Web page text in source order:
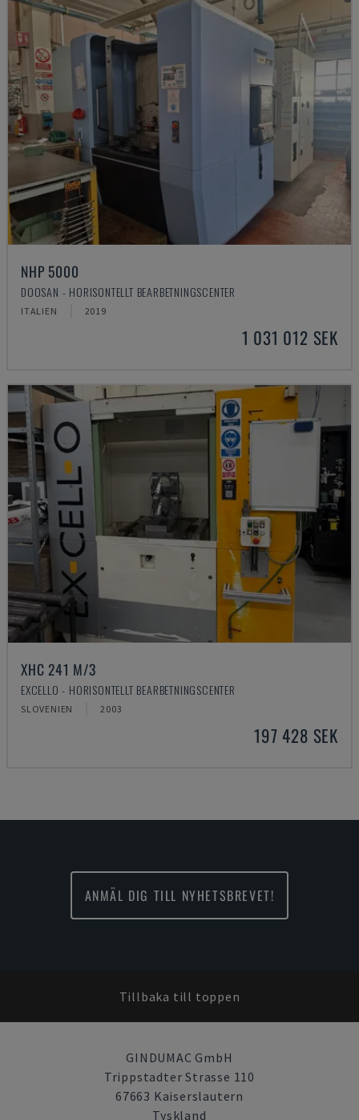
NHP 5000
DOOSAN - HORISONTELLT BEARBETNINGSCENTER
ITALIEN 2019
1 031 012 SEK
XHC 241 M/3
EXCELLO - HORISONTELLT BEARBETNINGSCENTER
SLOVENIEN 2003
197 428 SEK
ANMÄL DIG TILL NYHETSBREVET!
Tillbaka till toppen
GINDUMAC GmbH
Trippstadter Strasse 110
67663 Kaiserslautern
Tyskland